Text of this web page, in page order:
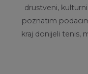
drustveni,
poznatim
kraj donijeli tenis,